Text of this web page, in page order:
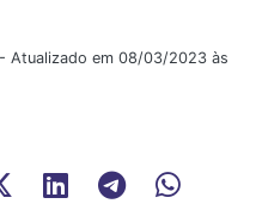
Atualizado em 08/03/2023 às